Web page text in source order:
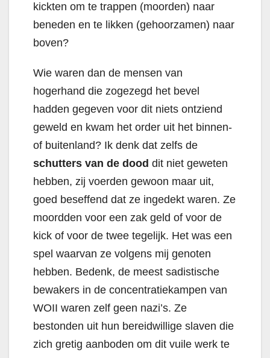
kickten om te trappen (moorden) naar
beneden en te likken (gehoorzamen) naar
boven?
Wie waren dan de mensen van
hogerhand die zogezegd het bevel
hadden gegeven voor dit niets ontziend
geweld en kwam het order uit het binnen-
of buitenland? Ik denk dat zelfs de
schutters van de dood dit niet geweten
hebben, zij voerden gewoon maar uit,
goed beseffend dat ze ingedekt waren. Ze
moordden voor een zak geld of voor de
kick of voor de twee tegelijk. Het was een
spel waarvan ze volgens mij genoten
hebben. Bedenk, de meest sadistische
bewakers in de concentratiekampen van
WOII waren zelf geen nazi’s. Ze
bestonden uit hun bereidwillige slaven die
zich gretig aanboden om dit vuile werk te